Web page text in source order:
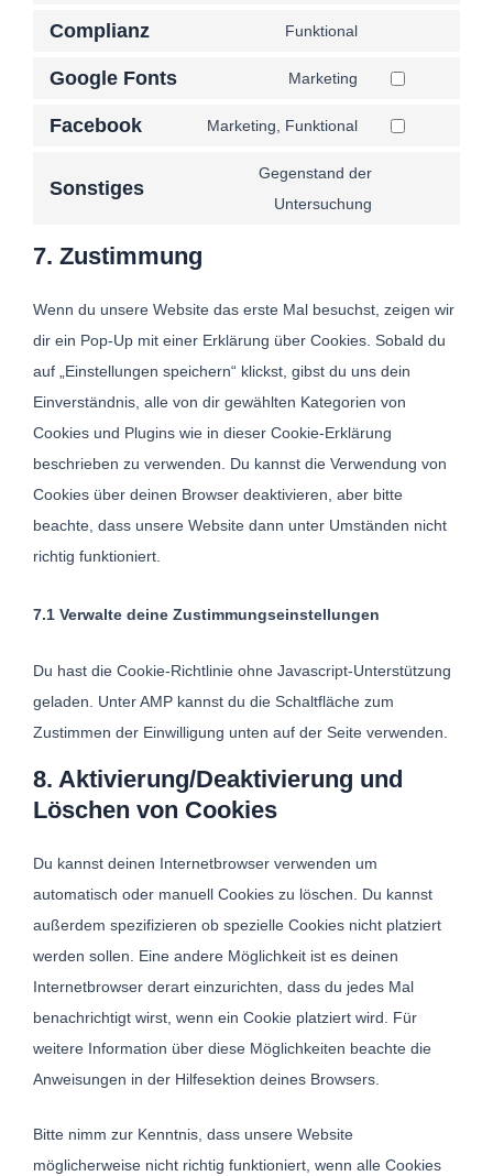
Complianz Funktional
Google Fonts Marketing
Facebook Marketing, Funktional
Sonstiges
Gegenstand der
Untersuchung
7. Zustimmung
Wenn du unsere Website das erste Mal besuchst, zeigen wir
dir ein Pop-Up mit einer Erklärung über Cookies. Sobald du
auf „Einstellungen speichern“ klickst, gibst du uns dein
Einverständnis, alle von dir gewählten Kategorien von
Cookies und Plugins wie in dieser Cookie-Erklärung
beschrieben zu verwenden. Du kannst die Verwendung von
Cookies über deinen Browser deaktivieren, aber bitte
beachte, dass unsere Website dann unter Umständen nicht
richtig funktioniert.
7.1 Verwalte deine Zustimmungseinstellungen
Du hast die Cookie-Richtlinie ohne Javascript-Unterstützung
geladen. Unter AMP kannst du die Schaltfläche zum
Zustimmen der Einwilligung unten auf der Seite verwenden.
8. Aktivierung/Deaktivierung und
Löschen von Cookies
Du kannst deinen Internetbrowser verwenden um
automatisch oder manuell Cookies zu löschen. Du kannst
außerdem spezifizieren ob spezielle Cookies nicht platziert
werden sollen. Eine andere Möglichkeit ist es deinen
Internetbrowser derart einzurichten, dass du jedes Mal
benachrichtigt wirst, wenn ein Cookie platziert wird. Für
weitere Information über diese Möglichkeiten beachte die
Anweisungen in der Hilfesektion deines Browsers.
Bitte nimm zur Kenntnis, dass unsere Website
möglicherweise nicht richtig funktioniert, wenn alle Cookies